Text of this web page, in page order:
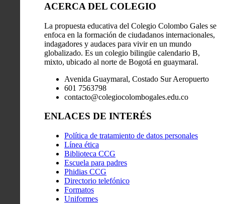
ACERCA DEL COLEGIO
La propuesta educativa del Colegio Colombo Gales se
enfoca en la formación de ciudadanos internacionales,
indagadores y audaces para vivir en un mundo
globalizado. Es un colegio bilingüe calendario B,
mixto, ubicado al norte de Bogotá en guaymaral.
Avenida Guaymaral, Costado Sur Aeropuerto
601 7563798
contacto@colegiocolombogales.edu.co
ENLACES DE INTERÉS
Política de tratamiento de datos personales
Línea ética
Biblioteca CCG
Escuela para padres
Phidias CCG
Directorio telefónico
Formatos
Uniformes